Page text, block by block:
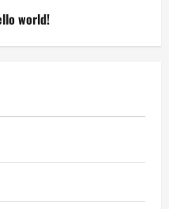
world!